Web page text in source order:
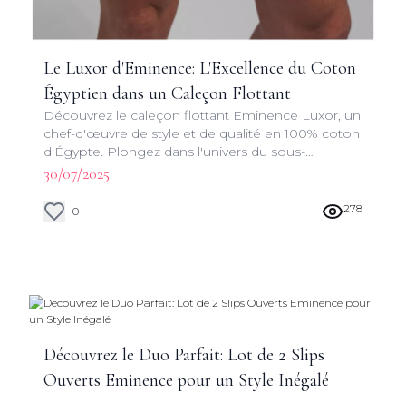
Le Luxor d'Eminence: L'Excellence du Coton
Égyptien dans un Caleçon Flottant
Découvrez le caleçon flottant Eminence Luxor, un
chef-d'œuvre de style et de qualité en 100% coton
d'Égypte. Plongez dans l'univers du sous-
vêtement masculin haut de gamme et appréciez
le savoir-faire d'Eminence.
30/07/2025
0 278
Découvrez le Duo Parfait: Lot de 2 Slips
Ouverts Eminence pour un Style Inégalé